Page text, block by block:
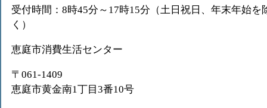
受付時間：8時45分～17時15分（土日祝日、年末年始を
く）
恵庭市消費生活センター
〒061-1409
恵庭市黄金南1丁目3番10号